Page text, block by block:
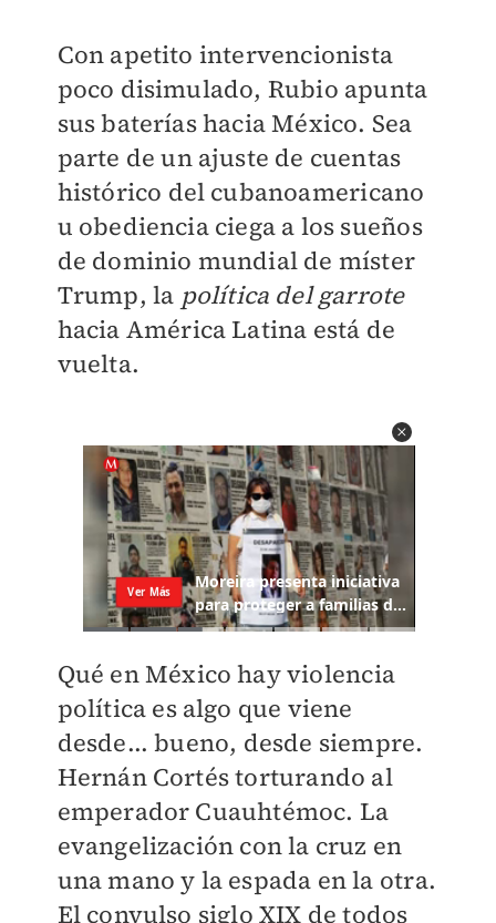
Con apetito intervencionista
poco disimulado, Rubio apunta
sus baterías hacia México. Sea
parte de un ajuste de cuentas
histórico del cubanoamericano
u obediencia ciega a los sueños
de dominio mundial de míster
Trump, la política del garrote
hacia América Latina está de
vuelta.
Qué en México hay violencia
política es algo que viene
desde... bueno, desde siempre.
Hernán Cortés torturando al
emperador Cuauhtémoc. La
evangelización con la cruz en
una mano y la espada en la otra.
El convulso siglo XIX de todos